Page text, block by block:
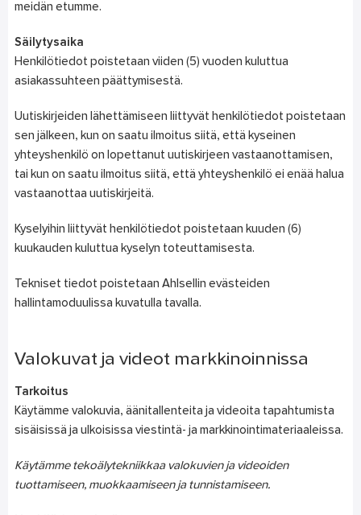
meidän etumme.
Säilytysaika
Henkilötiedot poistetaan viiden (5) vuoden kuluttua
asiakassuhteen päättymisestä.
Uutiskirjeiden lähettämiseen liittyvät henkilötiedot poistetaan
sen jälkeen, kun on saatu ilmoitus siitä, että kyseinen
yhteyshenkilö on lopettanut uutiskirjeen vastaanottamisen,
tai kun on saatu ilmoitus siitä, että yhteyshenkilö ei enää halua
vastaanottaa uutiskirjeitä.
Kyselyihin liittyvät henkilötiedot poistetaan kuuden (6)
kuukauden kuluttua kyselyn toteuttamisesta.
Tekniset tiedot poistetaan Ahlsellin evästeiden
hallintamoduulissa kuvatulla tavalla.
Valokuvat ja videot markkinoinnissa
Tarkoitus
Käytämme valokuvia, äänitallenteita ja videoita tapahtumista
sisäisissä ja ulkoisissa viestintä- ja markkinointimateriaaleissa.
Käytämme tekoälytekniikkaa valokuvien ja videoiden
tuottamiseen, muokkaamiseen ja tunnistamiseen.